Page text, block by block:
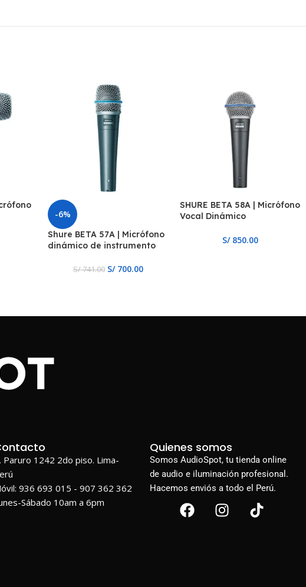
-6%
Shure BETA 57A | Micrófono
dinámico de instrumento
S/741.00 S/700.00
SHURE BETA 58A | Micrófono
Vocal Dinámico
S/850.00
Paruro 1242 2do piso. Lima-
936 693 015 - 907 362 362
Sábado 10am a 6pm
Quienes somos
Somos AudioSpot, tu tienda online
de audio e iluminación profesional.
Hacemos enviós a todo el Perú.